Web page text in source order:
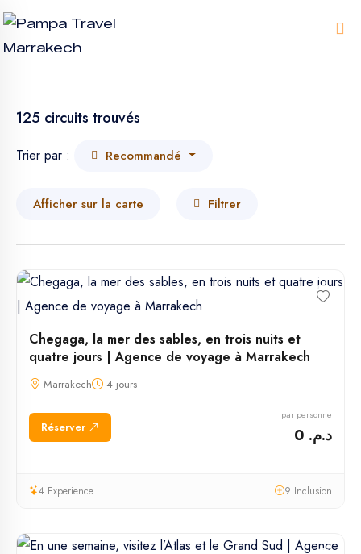
125 circuits trouvés
Trier par : Recommandé
Afficher sur la carte Filtrer
Chegaga, la mer des sables, en trois nuits et
quatre jours | Agence de voyage à Marrakech
Marrakech 4 jours
Réserver
par personne
د.م. 0
4 Experience 9 Inclusion